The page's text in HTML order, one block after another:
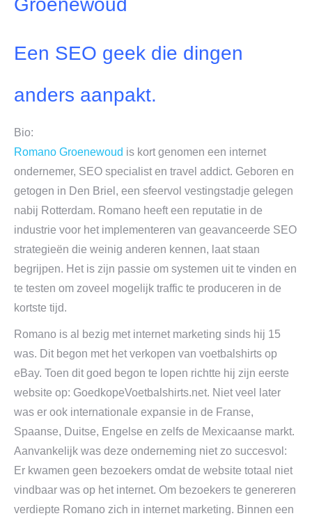
Groenewoud
Een SEO geek die dingen
anders aanpakt.
Bio:
Romano Groenewoud is kort genomen een internet
ondernemer, SEO specialist en travel addict. Geboren en
getogen in Den Briel, een sfeervol vestingstadje gelegen
nabij Rotterdam. Romano heeft een reputatie in de
industrie voor het implementeren van geavanceerde SEO
strategieën die weinig anderen kennen, laat staan
begrijpen. Het is zijn passie om systemen uit te vinden en
te testen om zoveel mogelijk traffic te produceren in de
kortste tijd.
Romano is al bezig met internet marketing sinds hij 15
was. Dit begon met het verkopen van voetbalshirts op
eBay. Toen dit goed begon te lopen richtte hij zijn eerste
website op: GoedkopeVoetbalshirts.net. Niet veel later
was er ook internationale expansie in de Franse,
Spaanse, Duitse, Engelse en zelfs de Mexicaanse markt.
Aanvankelijk was deze onderneming niet zo succesvol:
Er kwamen geen bezoekers omdat de website totaal niet
vindbaar was op het internet. Om bezoekers te genereren
verdiepte Romano zich in internet marketing. Binnen een